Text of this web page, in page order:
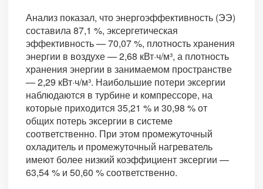
Анализ показал, что энергоэффективность (ЭЭ)
составила 87,1 %, эксергетическая
эффективность — 70,07 %, плотность хранения
энергии в воздухе — 2,68 кВт·ч/м³, а плотность
хранения энергии в занимаемом пространстве
— 2,29 кВт·ч/м³. Наибольшие потери эксергии
наблюдаются в турбине и компрессоре, на
которые приходится 35,21 % и 30,98 % от
общих потерь эксергии в системе
соответственно. При этом промежуточный
охладитель и промежуточный нагреватель
имеют более низкий коэффициент эксергии —
63,54 % и 50,60 % соответственно.